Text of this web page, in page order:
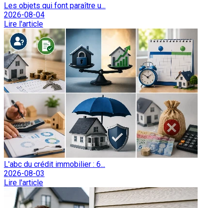
Les objets qui font paraître u...
2026-08-04
Lire l'article
L'abc du crédit immobilier : 6...
2026-08-03
Lire l'article